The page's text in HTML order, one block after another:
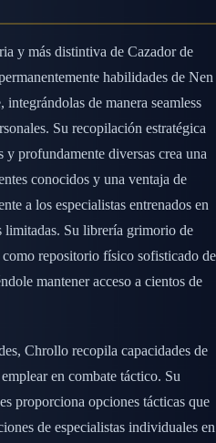
y más distintiva de Cazador de
habilidades de Nen
de manera seamless
Su recopilación estratégica
y profundamente diversas crea una
conocidos y una ventaja de
a los especialistas entrenados en
limitadas. Su librería grimorio de
repositorio físico sofisticado de
mantener acceso a cientos de
Chrollo recopila capacidades de
en combate táctico. Su
proporciona opciones tácticas que
de especialistas individuales en